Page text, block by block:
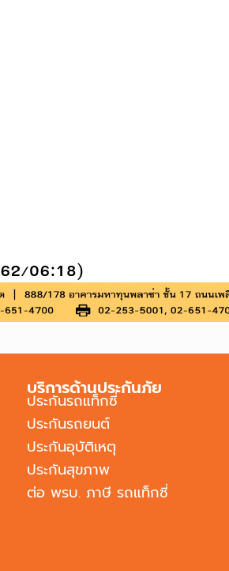
บริการด้านประกันภัย
ประกันรถแท็กซี่
ประกันรถยนต์
ประกันอุบัติเหตุ
ประกันสุขภาพ
ต่อ พรบ. ภาษี รถแท็กซี่